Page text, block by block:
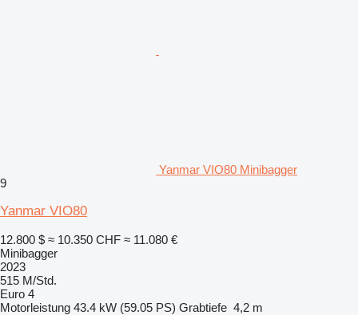
Yanmar VIO80 Minibagger
9
Yanmar VIO80
12.800 $ ≈ 10.350 CHF ≈ 11.080 €
Minibagger
2023
515 M/Std.
Euro 4
Motorleistung 43.4 kW (59.05 PS) Grabtiefe 4,2 m